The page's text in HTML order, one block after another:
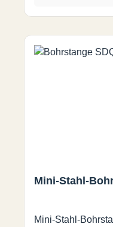
Mini-Stahl-
Mini-Stahl-